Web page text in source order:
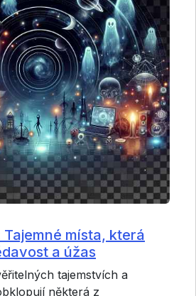
místa, která
a úžas
tajemstvích a
některá z